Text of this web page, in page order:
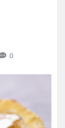
0